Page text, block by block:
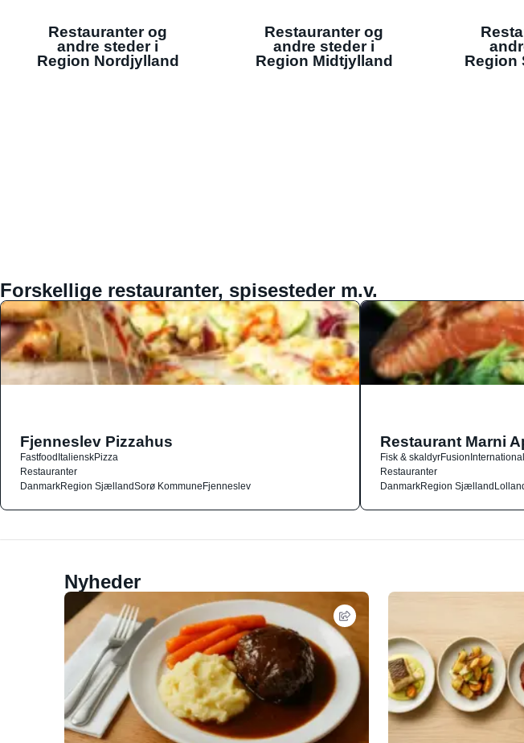
Restauranter og
andre steder i
Region Nordjylland
Restauranter og
andre steder i
Region Midtjylland
Region
Forskellige restauranter, spisesteder m.v.
Fjenneslev Pizzahus
FastfoodItalienskPizza
Restauranter
DanmarkRegion SjællandSorø KommuneFjenneslev
Restaurant Marni
Fisk & skaldyrFusionInternational
Restauranter
DanmarkRegion Sjælland
Nyheder